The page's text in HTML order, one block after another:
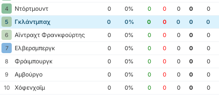
4
Ντόρτμουντ 0 0% 0 0 0 0
0
5
Γκλάντμπαχ 0 0% 0 0 0 0
0
6
Αϊντραχτ Φρανκφούρτης 0 0% 0 0 0 0
0
7
Ελβερσμπεργκ 0 0% 0 0 0 0
0
8
Φράιμπουργκ 0 0% 0 0 0 0
0
9
Αμβούργο 0 0% 0 0 0 0
0
10
Χόφενχαϊμ 0 0% 0 0 0 0
0